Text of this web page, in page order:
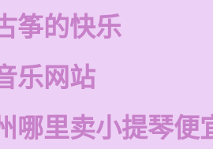
筝的快乐
乐网站
哪里卖小提琴便